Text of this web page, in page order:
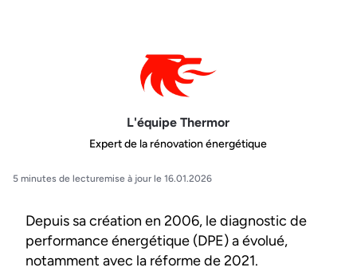
L'équipe Thermor
Expert de la rénovation énergétique
5 minutes de lecturemise à jour le 16.01.2026
Depuis sa création en 2006, le diagnostic de
performance énergétique (DPE) a évolué,
notamment avec la réforme de 2021.